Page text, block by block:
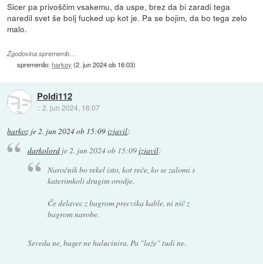
Sicer pa privoščim vsakemu, da uspe, brez da bi zaradi tega
naredil svet še bolj fucked up kot je. Pa se bojim, da bo tega zelo
malo.
Zgodovina sprememb…
spremenilo:harkoy (2. jun 2024 ob 16:03)
Poldi112
::2. jun 2024, 16:07
harkoz je 2. jun 2024 ob 15:09izjavil:
darkolordje2. jun 2024 ob 15:09izjavil:
Naročnik bo rekel isto, kot reče, ko se zalomi s
katerimkoli drugim orodje.
Če delavec z bagrom precvika kable, ni nič z
bagrom narobe.
Seveda ne, bager ne halucinira. Pa "laže" tudi ne.